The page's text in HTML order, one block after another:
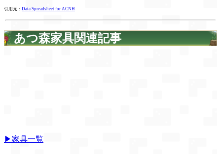
引用元： Data Spreadsheet for ACNH
あつ森家具関連記事
▶家具一覧